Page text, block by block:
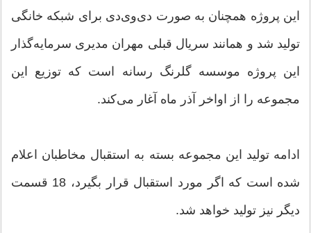
این پروژه همچنان به صورت دی‌وی‌دی برای شبکه خانگی
تولید شد و همانند سریال قبلی مهران مدیری سرمایه‌گذار
این پروژه موسسه گلرنگ رسانه است که توزیع این
مجموعه را از اواخر آذر ماه آغار می‌کند.
ادامه تولید این مجموعه بسته به استقبال مخاطبان اعلام
شده است که اگر مورد استقبال قرار بگیرد، 18 قسمت
دیگر نیز تولید خواهد شد.